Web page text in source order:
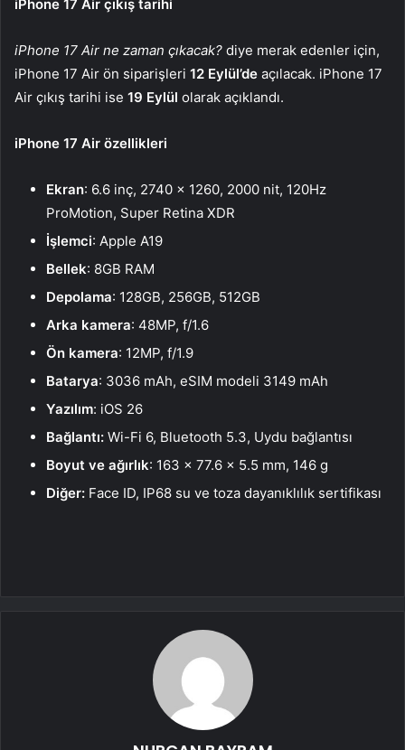
iPhone 17 Air çıkış tarihi
iPhone 17 Air ne zaman çıkacak? diye merak edenler için,
iPhone 17 Air ön siparişleri 12 Eylül’de açılacak. iPhone 17
Air çıkış tarihi ise 19 Eylül olarak açıklandı.
iPhone 17 Air özellikleri
Ekran: 6.6 inç, 2740 x 1260, 2000 nit, 120Hz
ProMotion, Super Retina XDR
İşlemci: Apple A19
Bellek: 8GB RAM
Depolama: 128GB, 256GB, 512GB
Arka kamera: 48MP, f/1.6
Ön kamera: 12MP, f/1.9
Batarya: 3036 mAh, eSIM modeli 3149 mAh
Yazılım: iOS 26
Bağlantı: Wi-Fi 6, Bluetooth 5.3, Uydu bağlantısı
Boyut ve ağırlık: 163 x 77.6 x 5.5 mm, 146 g
Diğer: Face ID, IP68 su ve toza dayanıklılık sertifikası